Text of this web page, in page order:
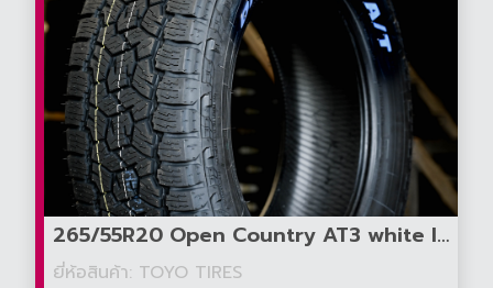
265/55R20 Open Country AT3 white letter
ยี่ห้อสินค้า: TOYO TIRES